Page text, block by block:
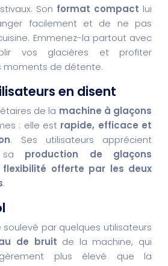
Son format compact lui
facilement et de ne pas
Emmenez-la partout avec
vos glacières et profiter
moments de détente.
en disent
de la machine à glaçons
: elle est rapide, efficace et
. Ses utilisateurs apprécient
sa production de glaçons
flexibilité offerte par les deux
.
soulevé par quelques utilisateurs
de bruit de la machine, qui
plus élevé que la